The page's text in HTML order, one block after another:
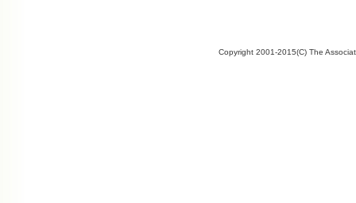
Copyright 2001-2015(C) The